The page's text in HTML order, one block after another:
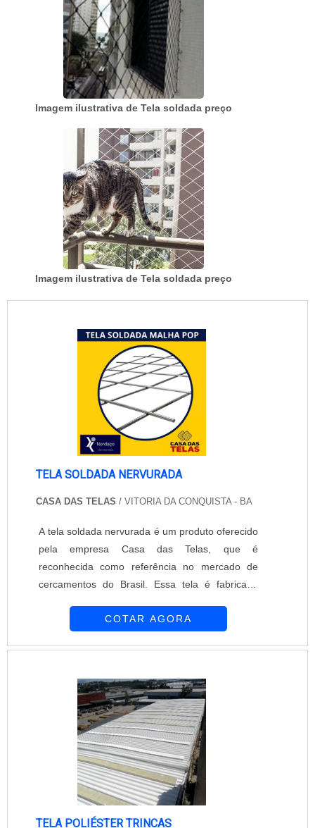
Imagem ilustrativa de Tela soldada preço
Imagem ilustrativa de Tela soldada preço
TELA SOLDADA NERVURADA
CASA DAS TELAS / VITORIA DA CONQUISTA - BA
A tela soldada nervurada é um produto oferecido
pela empresa Casa das Telas, que é
reconhecida como referência no mercado de
cercamentos do Brasil. Essa tela é fabricada
soldados entre si formando uma malha rígida e
proteção. Sua estrutura nervurada proporciona
maior rigidez e resistência, tornando-a ideal para
áreas que necessitam de maior proteção, como
estacionamentos, quadras esportivas,
condomínios, entre outros.Além disso, a Casa
das Telas oferece uma variedade de opções de
tamanhos e acabamentos para atender às
COTAR AGORA
TELA POLIÉSTER TRINCAS